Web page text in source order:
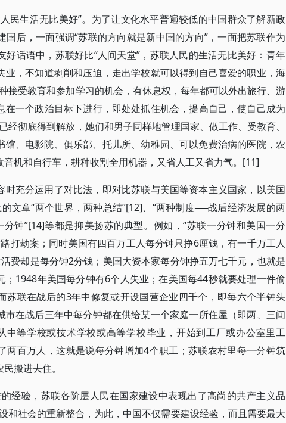
民生活无比美好”。为了让文化水平普遍较低的中国群众了解新政
后，一面强调“苏联的方向就是新中国的方向”，一面把苏联作为
话语中，苏联好比“人间天堂”，苏联人民的生活无比美好：青年
业，不知道剥削和压迫，走出学校就可以得到自己喜爱的职业，海
接受教育和参加学习的机会，有休息权，每年都可以外出旅行、游
在一个政治目标下进行，即处处抓住机会，提高自己，使自己成为
经彻底得到解放，她们和男子同样地管理国家、做工作、受教育、
、电影院、俱乐部、托儿所、幼稚园、可以免费治病的医院，农
机和自行车，耕种收割全用机器，又省人工又省力气。[11]
时充分运用了对比法，即对比苏联与美国等资本主义国家，以美国
的文章“两个世界，两种总结”[12]、“两种制度──战后经济发展的两
钟”[14]等都是抑美扬苏的典型。例如，“苏联一分钟和美国一分
打劫案；同时美国有四百万工人每分钟只挣6厘钱，有一千万工人
费却是每分钟2分钱；美国大资本家每分钟挣五万七千元，也就是
；1948年美国每分钟有6个人失业；在美国每44秒就要处理一件偷
苏联在战后的3年中修复或开设国营企业四千个，即每六个半钟头
在战后三年中每分钟都在供给某一个家庭一所住屋（即两、三间
中等学校或技术学校或高等学校毕业，开始到工厂或办公室里工
两百万人，这就是说每分钟增加4个职工；苏联农村里每一分钟筑
搬进去住。
经验，苏联各阶层人民在国家建设中表现出了高尚的共产主义品
和社会的重新整合，为此，中国不仅需要建设经验，而且需要最大